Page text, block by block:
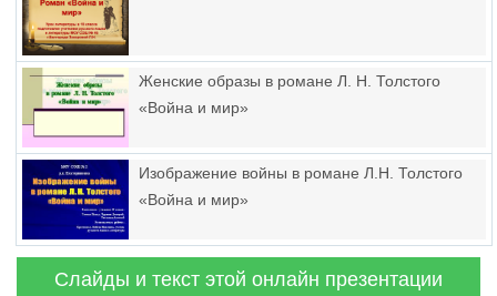
Женские образы в романе Л. Н. Толстого
«Война и мир»
Изображение войны в романе Л.Н. Толстого
«Война и мир»
Слайды и текст этой онлайн презентации